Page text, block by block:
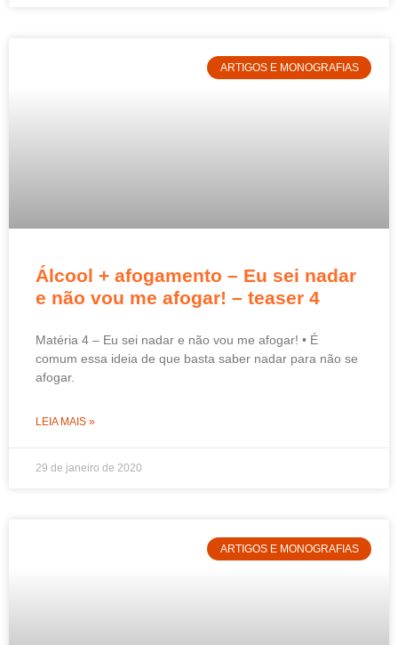
ARTIGOS E MONOGRAFIAS
Álcool + afogamento – Eu sei nadar
e não vou me afogar! – teaser 4
Matéria 4 – Eu sei nadar e não vou me afogar! • É
comum essa ideia de que basta saber nadar para não se
afogar.
LEIA MAIS »
29 de janeiro de 2020
ARTIGOS E MONOGRAFIAS